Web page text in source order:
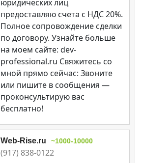
юридических лиц
предоставляю счета с НДС 20%.
Полное сопровождение сделки
по договору. Узнайте больше
на моем сайте: dev-
professional.ru Свяжитесь со
мной прямо сейчас: Звоните
или пишите в сообщения —
проконсультирую вас
бесплатно!
Web-Rise.ru ~1000-10000
(917) 838-0122